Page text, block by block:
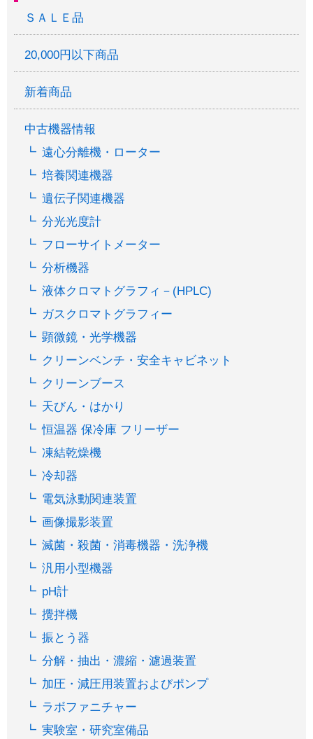
ＳＡＬＥ品
20,000円以下商品
新着商品
中古機器情報
遠心分離機・ローター
培養関連機器
遺伝子関連機器
分光光度計
フローサイトメーター
分析機器
液体クロマトグラフィ－(HPLC)
ガスクロマトグラフィー
顕微鏡・光学機器
クリーンベンチ・安全キャビネット
クリーンブース
天びん・はかり
恒温器 保冷庫 フリーザー
凍結乾燥機
冷却器
電気泳動関連装置
画像撮影装置
滅菌・殺菌・消毒機器・洗浄機
汎用小型機器
pH計
攪拌機
振とう器
分解・抽出・濃縮・濾過装置
加圧・減圧用装置およびポンプ
ラボファニチャー
実験室・研究室備品